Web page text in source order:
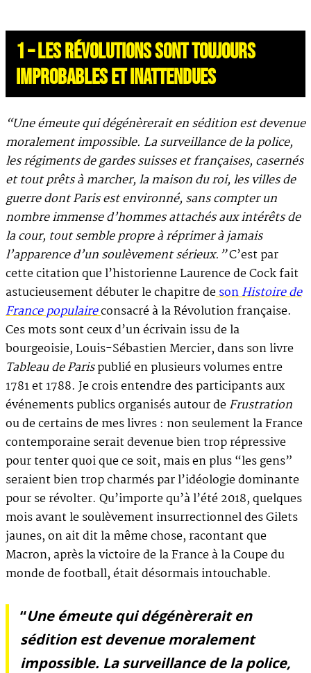
1 – LES RÉVOLUTIONS SONT TOUJOURS
IMPROBABLES ET INATTENDUES
“Une émeute qui dégénèrerait en sédition est devenue
moralement impossible. La surveillance de la police,
les régiments de gardes suisses et françaises, casernés
et tout prêts à marcher, la maison du roi, les villes de
guerre dont Paris est environné, sans compter un
nombre immense d’hommes attachés aux intérêts de
la cour, tout semble propre à réprimer à jamais
l’apparence d’un soulèvement sérieux.”C’est par
cette citation que l’historienne Laurence de Cock fait
astucieusement débuter le chapitre desonHistoire de
France populaireconsacré à la Révolution française.
Ces mots sont ceux d’un écrivain issu de la
bourgeoisie, Louis-Sébastien Mercier, dans son livre
Tableau de Parispublié en plusieurs volumes entre
1781 et 1788. Je crois entendre des participants aux
événements publics organisés autour deFrustration
ou de certains de mes livres : non seulement la France
contemporaine serait devenue bien trop répressive
pour tenter quoi que ce soit, mais en plus “les gens”
seraient bien trop charmés par l’idéologie dominante
pour se révolter. Qu’importe qu’à l’été 2018, quelques
mois avant le soulèvement insurrectionnel des Gilets
jaunes, on ait dit la même chose, racontant que
Macron, après la victoire de la France à la Coupe du
monde de football, était désormais intouchable.
“Une émeute qui dégénèrerait en
sédition est devenue moralement
impossible. La surveillance de la police,